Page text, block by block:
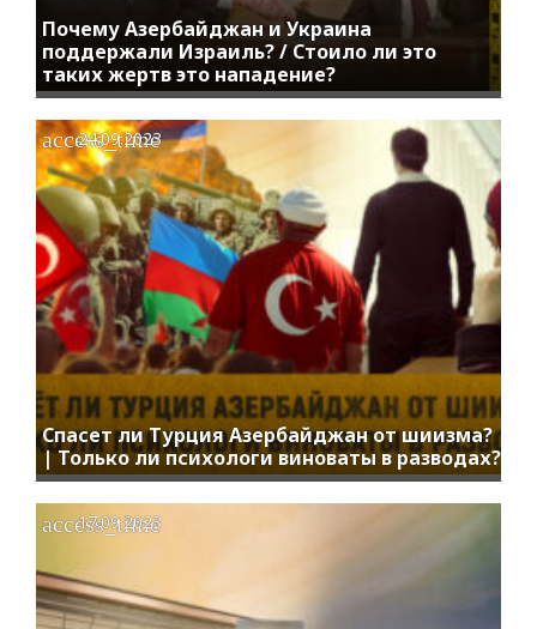
Почему Азербайджан и Украина
поддержали Израиль? / Стоило ли это
таких жертв это нападение?
Спасет ли Турция Азербайджан от шиизма?
| Только ли психологи виноваты в разводах?
access_time
24.09.2023
access_time
17.09.2023